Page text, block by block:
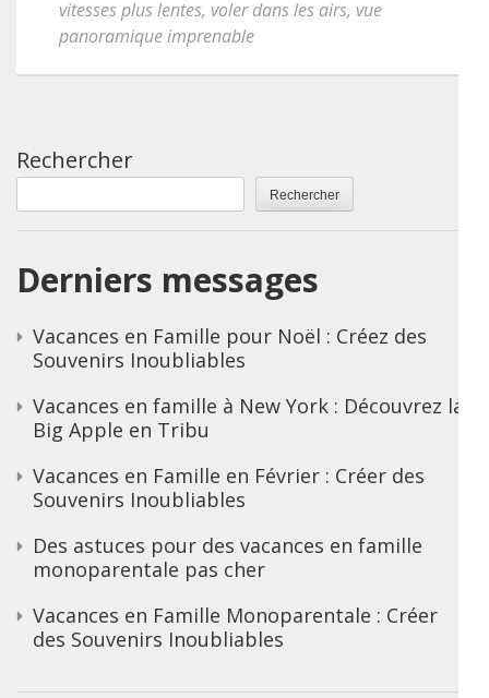
vitesses plus lentes, voler dans les airs, vue
panoramique imprenable
Rechercher
Rechercher
Derniers messages
Vacances en Famille pour Noël : Créez des
Souvenirs Inoubliables
Vacances en famille à New York : Découvrez la
Big Apple en Tribu
Vacances en Famille en Février : Créer des
Souvenirs Inoubliables
Des astuces pour des vacances en famille
monoparentale pas cher
Vacances en Famille Monoparentale : Créer
des Souvenirs Inoubliables